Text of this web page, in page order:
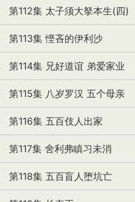
第112集 太子须大拏本生(四)
第113集 悭吝的伊利沙
第114集 兄好道谊 弟爱家业
第115集 八岁罗汉 五个母亲
第116集 五百伎人出家
第117集 舍利弗瞋习未消
第118集 五百盲人堕坑亡